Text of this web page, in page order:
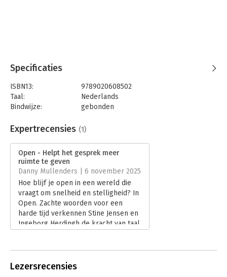
Specificaties
ISBN13:
9789020608502
Taal:
Nederlands
Bindwijze:
gebonden
Uitgever:
Uitgeverij Kluitman Alkmaar B.V.
Verschijningsdatum:
8-9-2025
Hoofdrubriek: Filosofie
Expertrecensies (1)
Open - Helpt het gesprek meer
ruimte te geven
Danny Mullenders | 6 november 2025
Hoe blijf je open in een wereld die
vraagt om snelheid en stelligheid? In
Open. Zachte woorden voor een
harde tijd verkennen Stine Jensen en
Ingeborg Herdingh de kracht van taal,
zacht spreken in een harde wereld.
Lezersrecensies